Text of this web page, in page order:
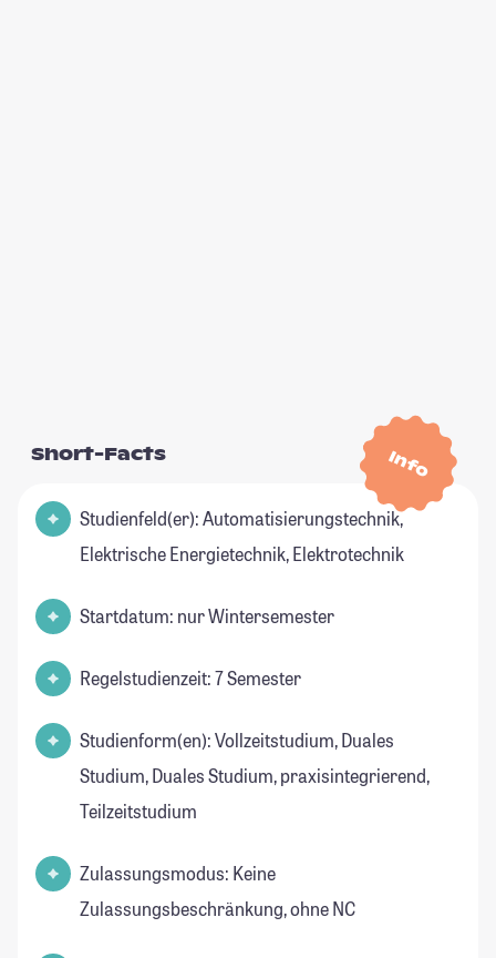
Info
Short-Facts
Studienfeld(er): Automatisierungstechnik,
Elektrische Energietechnik, Elektrotechnik
Startdatum: nur Wintersemester
Regelstudienzeit: 7 Semester
Studienform(en): Vollzeitstudium, Duales
Studium, Duales Studium, praxisintegrierend,
Teilzeitstudium
Zulassungsmodus: Keine
Zulassungsbeschränkung, ohne NC